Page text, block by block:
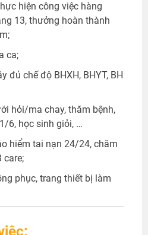
hiện công việc hàng
13, thưởng hoàn thành
ca;
đủ chế độ BHXH, BHYT, BH
hỏi/ma chay, thăm bệnh,
6, học sinh giỏi, …
hiểm tai nạn 24/24, chăm
care;
phục, trang thiết bị làm